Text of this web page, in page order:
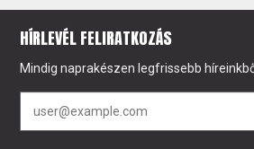
HÍRLEVÉL FELIRATKOZÁS
Mindig naprakészen legfrissebb